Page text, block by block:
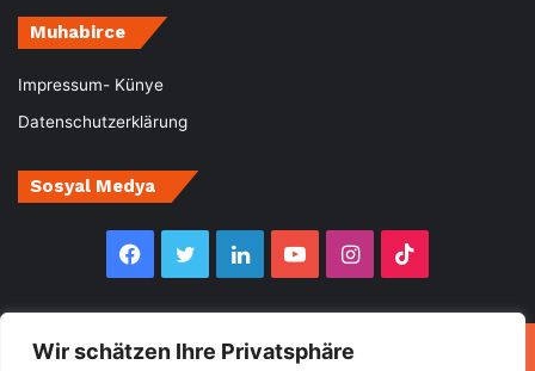
Wir schätzen Ihre Privatsphäre
Muhabirce
Impressum- Künye
Datenschutzerklärung
Sosyal Medya
Facebook
TwitterLinkedInYouTubeInstagram
© Copyright 2026, All Rights Reserved Muhabirce